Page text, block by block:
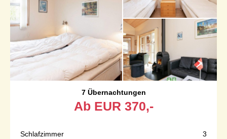
7 Übernachtungen
Ab EUR 370,-
Schlafzimmer
3